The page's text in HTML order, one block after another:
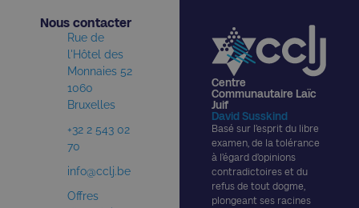
Centre
Communautaire Laïc
Juif
David Susskind
Basé sur l’esprit du libre
examen, de la tolérance
à l’égard d’opinions
contradictoires et du
refus de tout dogme,
plongeant ses racines
Nous contacter​
Rue de
l'Hôtel des
Monnaies 52
1060
Bruxelles
+32 2 543 02
70
info@cclj.be
Offres